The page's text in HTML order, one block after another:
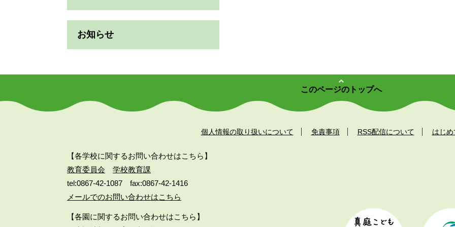
お知らせ
このページのトップへ
個人情報の取り扱いについて 免責事項 RSS配信について はじ
【各学校に関するお問い合わせはこちら】
教育委員会
学校教育課
tel:0867-42-1087
fax:0867-42-1416
メールでのお問い合わせはこちら
【各園に関するお問い合わせはこちら】